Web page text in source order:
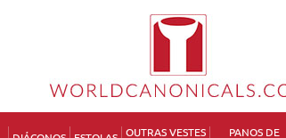
OUTRAS VESTES
PANOS DE